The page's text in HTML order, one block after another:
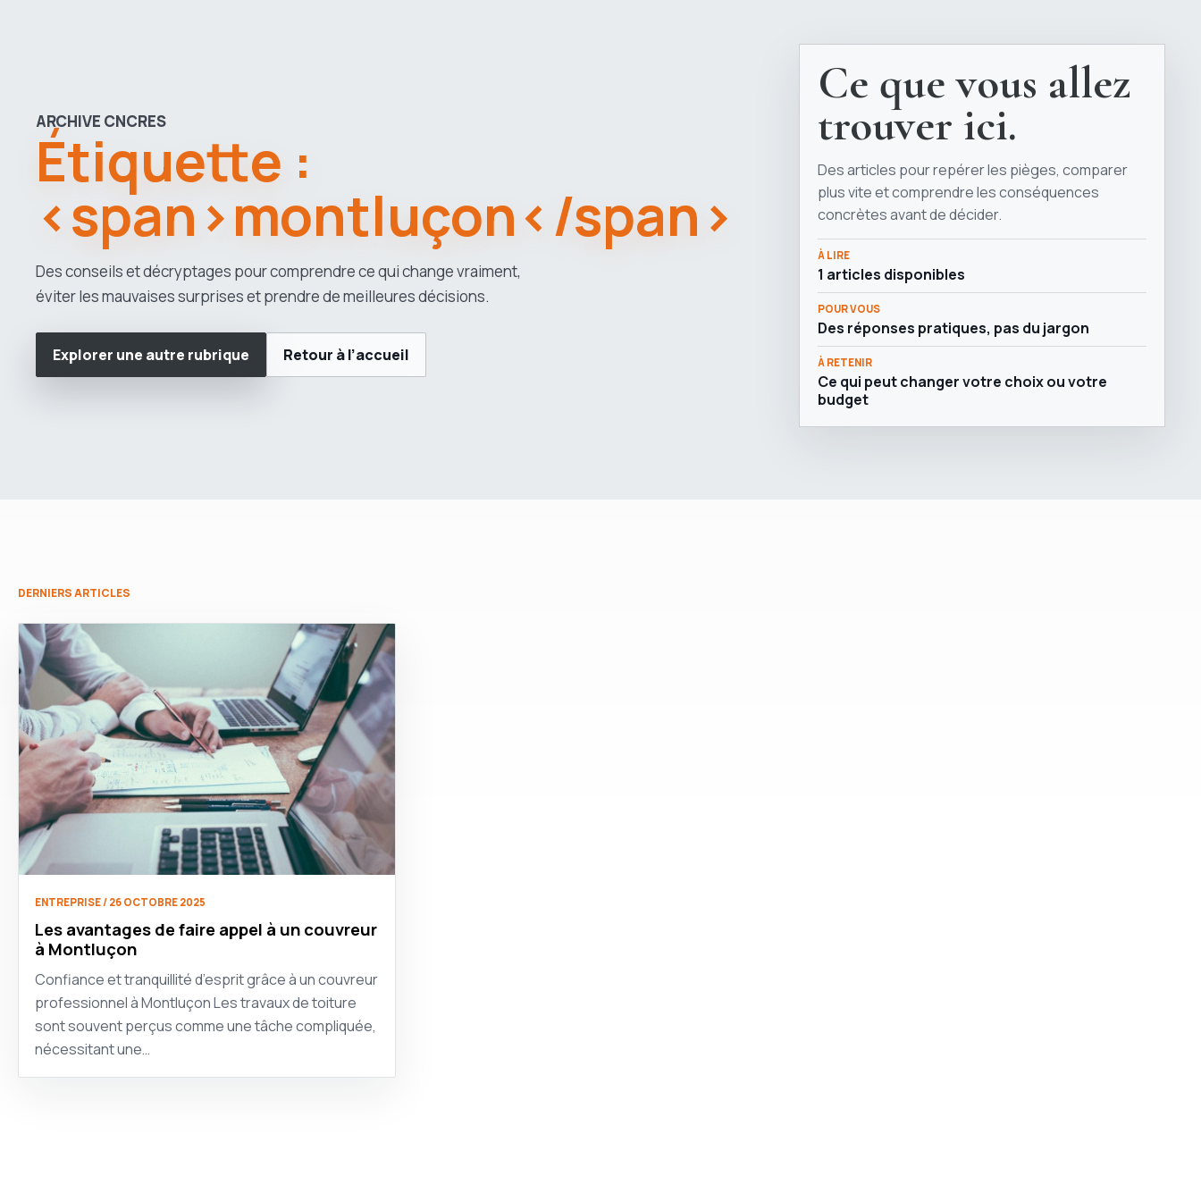
ARCHIVE CNCRES
Étiquette :
<span>montluçon</span>
Des conseils et décryptages pour comprendre ce qui change vraiment,
éviter les mauvaises surprises et prendre de meilleures décisions.
Explorer une autre rubrique Retour à l’accueil
Ce que vous allez
trouver ici.
Des articles pour repérer les pièges, comparer
plus vite et comprendre les conséquences
concrètes avant de décider.
À LIRE
1 articles disponibles
POUR VOUS
Des réponses pratiques, pas du jargon
À RETENIR
Ce qui peut changer votre choix ou votre
budget
DERNIERS ARTICLES
ENTREPRISE / 26 OCTOBRE 2025
Les avantages de faire appel à un couvreur
à Montluçon
Confiance et tranquillité d’esprit grâce à un couvreur
professionnel à Montluçon Les travaux de toiture
sont souvent perçus comme une tâche compliquée,
nécessitant une…